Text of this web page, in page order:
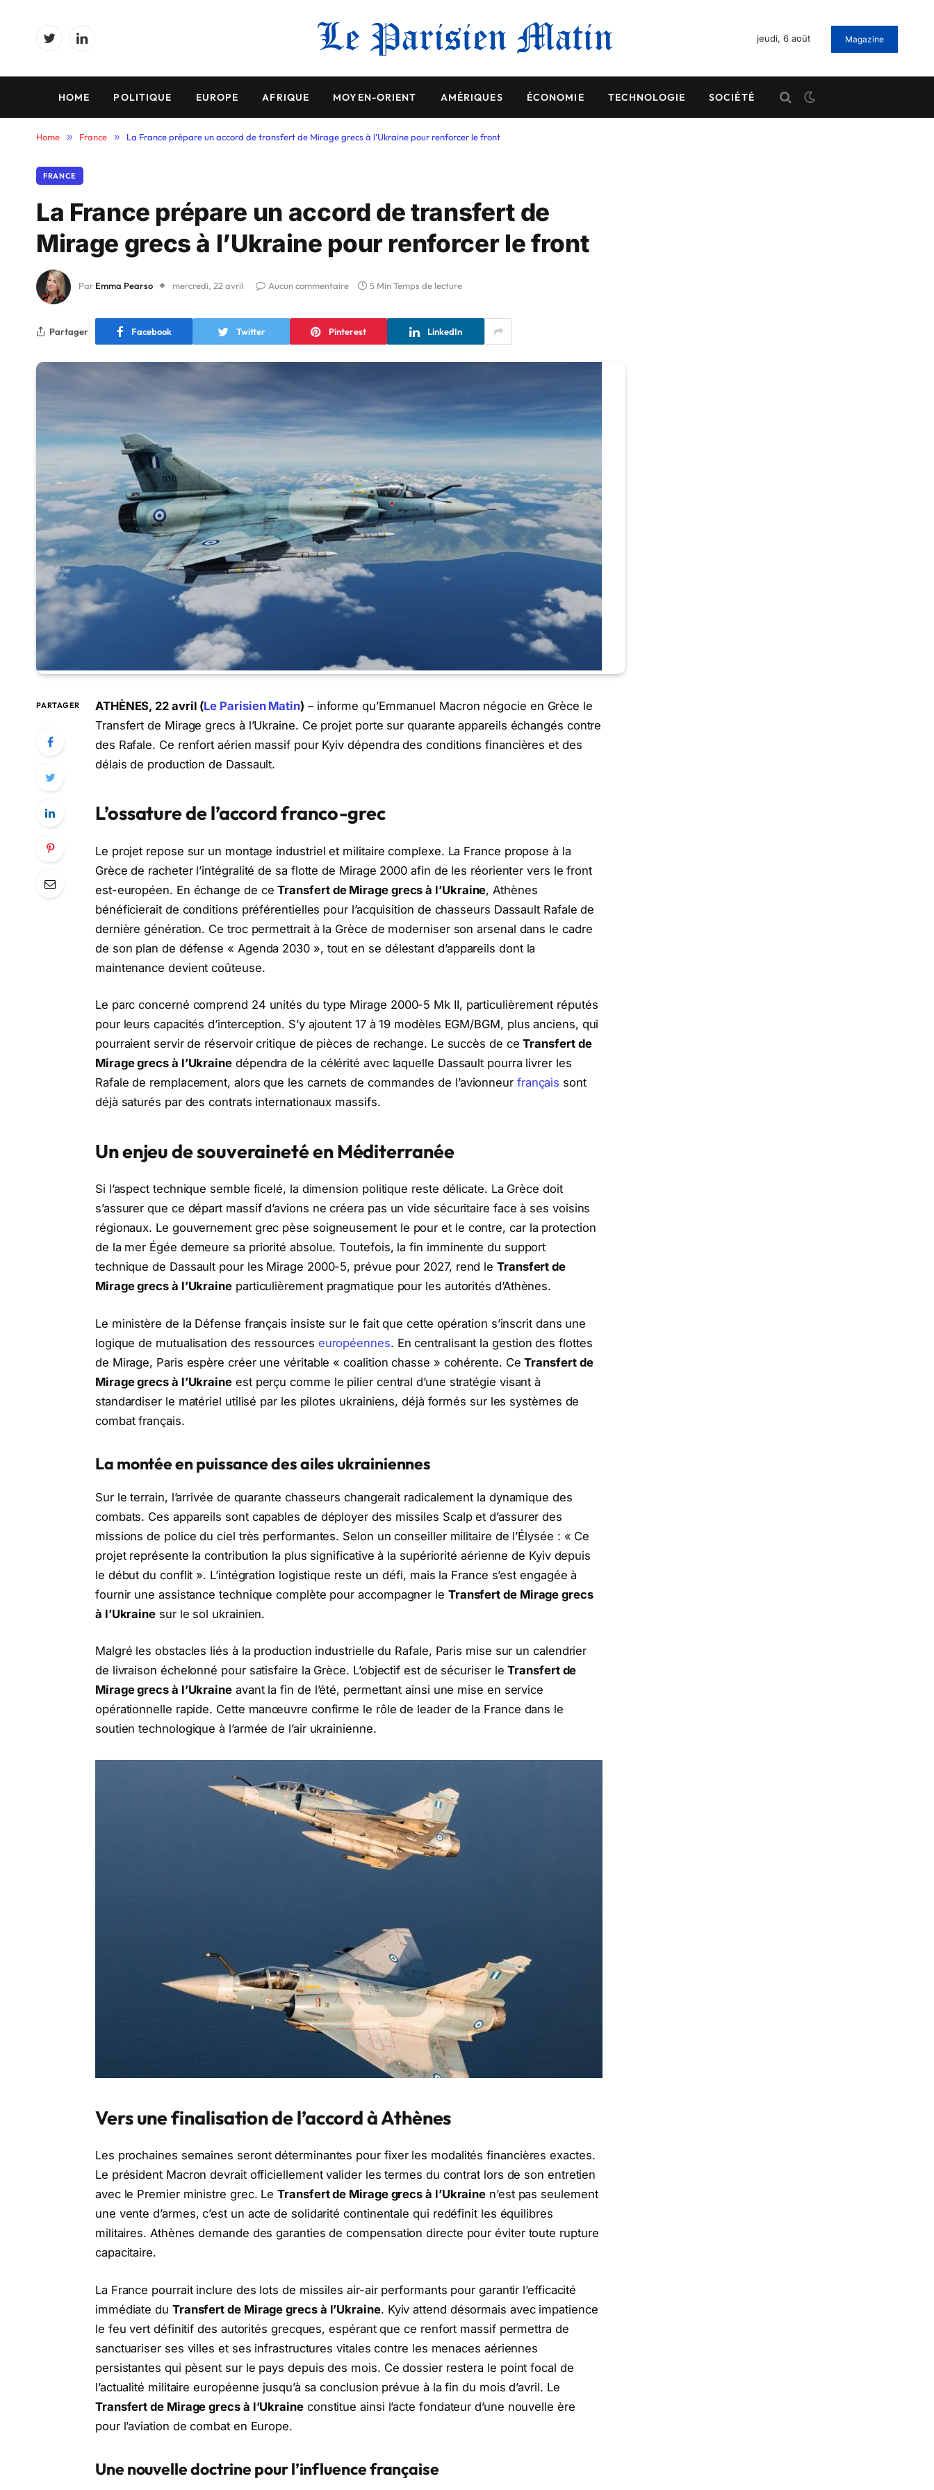
TwitterLinkedIn
jeudi, 6 août Magazine
HOME POLITIQUE EUROPE AFRIQUE MOYEN-ORIENT AMÉRIQUES ÉCONOMIE TECHNOLOGIE SOCIÉTÉ
Home » France » La France prépare un accord de transfert de Mirage grecs à l’Ukraine pour renforcer le front
FRANCE
La France prépare un accord de transfert de
Mirage grecs à l’Ukraine pour renforcer le front
Par Emma Pearso mercredi, 22 avril Aucun commentaire 5 Min Temps de lecture
Partager Facebook Twitter Pinterest LinkedIn
PARTAGER ATHÈNES, 22 avril (Le Parisien Matin) – informe qu’Emmanuel Macron négocie en Grèce le
Transfert de Mirage grecs à l’Ukraine. Ce projet porte sur quarante appareils échangés contre
des Rafale. Ce renfort aérien massif pour Kyiv dépendra des conditions financières et des
délais de production de Dassault.
L’ossature de l’accord franco-grec
Le projet repose sur un montage industriel et militaire complexe. La France propose à la
Grèce de racheter l’intégralité de sa flotte de Mirage 2000 afin de les réorienter vers le front
est-européen. En échange de ceTransfert de Mirage grecs à l’Ukraine, Athènes
bénéficierait de conditions préférentielles pour l’acquisition de chasseurs Dassault Rafale de
dernière génération. Ce troc permettrait à la Grèce de moderniser son arsenal dans le cadre
de son plan de défense « Agenda 2030 », tout en se délestant d’appareils dont la
maintenance devient coûteuse.
Le parc concerné comprend 24 unités du type Mirage 2000-5 Mk II, particulièrement réputés
pour leurs capacités d’interception. S’y ajoutent 17 à 19 modèles EGM/BGM, plus anciens, qui
pourraient servir de réservoir critique de pièces de rechange. Le succès de ceTransfert de
Mirage grecs à l’Ukraine dépendra de la célérité avec laquelle Dassault pourra livrer les
Rafale de remplacement, alors que les carnets de commandes de l’avionneur français sont
déjà saturés par des contrats internationaux massifs.
Un enjeu de souveraineté en Méditerranée
Si l’aspect technique semble ficelé, la dimension politique reste délicate. La Grèce doit
s’assurer que ce départ massif d’avions ne créera pas un vide sécuritaire face à ses voisins
régionaux. Le gouvernement grec pèse soigneusement le pour et le contre, car la protection
de la mer Égée demeure sa priorité absolue. Toutefois, la fin imminente du support
technique de Dassault pour les Mirage 2000-5, prévue pour 2027, rend leTransfert de
Mirage grecs à l’Ukraine particulièrement pragmatique pour les autorités d’Athènes.
Le ministère de la Défense français insiste sur le fait que cette opération s’inscrit dans une
logique de mutualisation des ressources européennes. En centralisant la gestion des flottes
de Mirage, Paris espère créer une véritable « coalition chasse » cohérente. CeTransfert de
Mirage grecs à l’Ukraine est perçu comme le pilier central d’une stratégie visant à
standardiser le matériel utilisé par les pilotes ukrainiens, déjà formés sur les systèmes de
combat français.
La montée en puissance des ailes ukrainiennes
Sur le terrain, l’arrivée de quarante chasseurs changerait radicalement la dynamique des
combats. Ces appareils sont capables de déployer des missiles Scalp et d’assurer des
missions de police du ciel très performantes. Selon un conseiller militaire de l’Élysée : « Ce
projet représente la contribution la plus significative à la supériorité aérienne de Kyiv depuis
le début du conflit ». L’intégration logistique reste un défi, mais la France s’est engagée à
fournir une assistance technique complète pour accompagner le Transfert de Mirage grecs
à l’Ukraine sur le sol ukrainien.
Malgré les obstacles liés à la production industrielle du Rafale, Paris mise sur un calendrier
de livraison échelonné pour satisfaire la Grèce. L’objectif est de sécuriser leTransfert de
Mirage grecs à l’Ukraine avant la fin de l’été, permettant ainsi une mise en service
opérationnelle rapide. Cette manœuvre confirme le rôle de leader de la France dans le
soutien technologique à l’armée de l’air ukrainienne.
Vers une finalisation de l’accord à Athènes
Les prochaines semaines seront déterminantes pour fixer les modalités financières exactes.
Le président Macron devrait officiellement valider les termes du contrat lors de son entretien
avec le Premier ministre grec. LeTransfert de Mirage grecs à l’Ukraine n’est pas seulement
une vente d’armes, c’est un acte de solidarité continentale qui redéfinit les équilibres
militaires. Athènes demande des garanties de compensation directe pour éviter toute rupture
capacitaire.
La France pourrait inclure des lots de missiles air-air performants pour garantir l’efficacité
immédiate du Transfert de Mirage grecs à l’Ukraine. Kyiv attend désormais avec impatience
le feu vert définitif des autorités grecques, espérant que ce renfort massif permettra de
sanctuariser ses villes et ses infrastructures vitales contre les menaces aériennes
persistantes qui pèsent sur le pays depuis des mois. Ce dossier restera le point focal de
l’actualité militaire européenne jusqu’à sa conclusion prévue à la fin du mois d’avril. Le
Transfert de Mirage grecs à l’Ukraineconstitue ainsi l’acte fondateur d’une nouvelle ère
pour l’aviation de combat en Europe.
Une nouvelle doctrine pour l’influence française